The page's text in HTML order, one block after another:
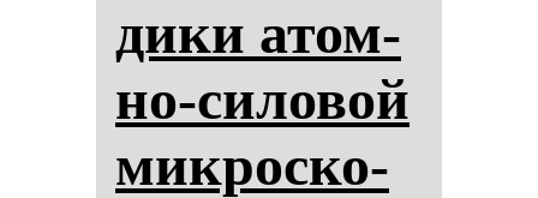
ди­ки атом­
но-си­ло­вой
мик­рос­ко­